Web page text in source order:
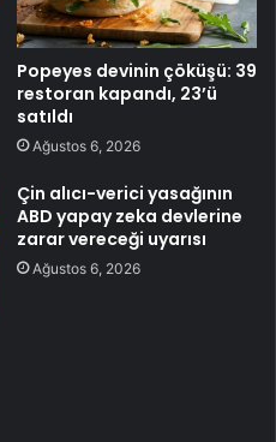
Popeyes devinin çöküşü: 39
restoran kapandı, 23’ü
satıldı
Ağustos 6, 2026
Çin alıcı-verici yasağının
ABD yapay zeka devlerine
zarar vereceği uyarısı
Ağustos 6, 2026